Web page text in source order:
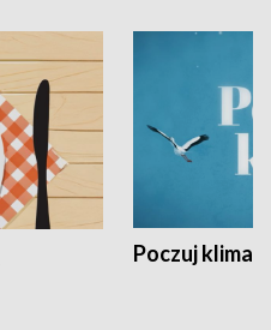
Poczuj klimat